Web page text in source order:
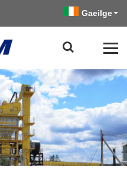
Gaeilge